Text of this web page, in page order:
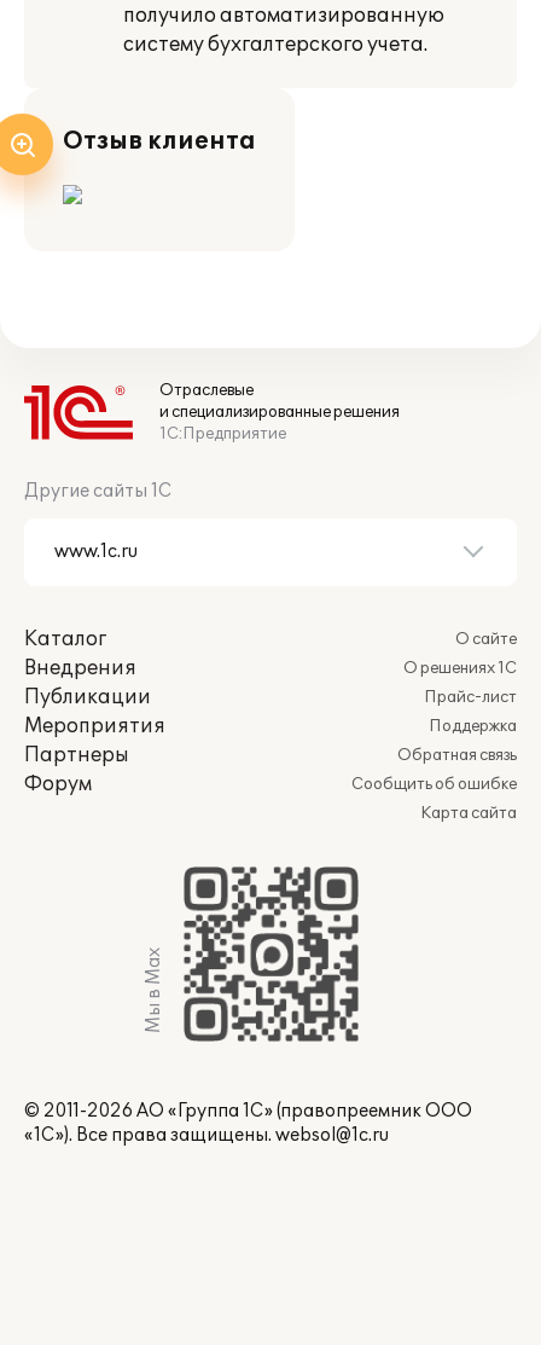
получило автоматизированную
систему бухгалтерского учета.
Отзыв клиента
Отраслевые
и специализированные решения
1С:Предприятие
Другие сайты 1С
Каталог
Внедрения
Публикации
Мероприятия
Партнеры
Форум
О сайте
О решениях 1С
Прайс-лист
Поддержка
Обратная связь
Сообщить об ошибке
Карта сайта
Мы в Max
© 2011-2026 АО «Группа 1С» (правопреемник ООО
«1С»). Все права защищены. websol@1c.ru